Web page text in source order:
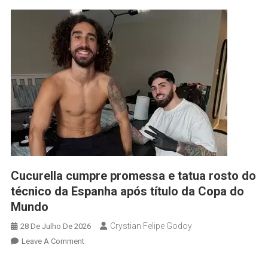
Cucurella cumpre promessa e tatua rosto do
técnico da Espanha após título da Copa do
Mundo
28 De Julho De 2026 Crystian Felipe Godoy
Leave A Comment